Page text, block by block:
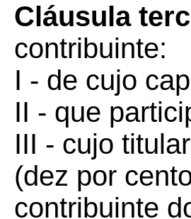
Cláusula
contribuinte:
I - de cujo
II - que
III - cujo
(dez por
contribuinte